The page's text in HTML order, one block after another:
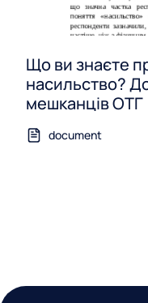
Що ви знаєте
насильство?
мешканців ОТГ
document